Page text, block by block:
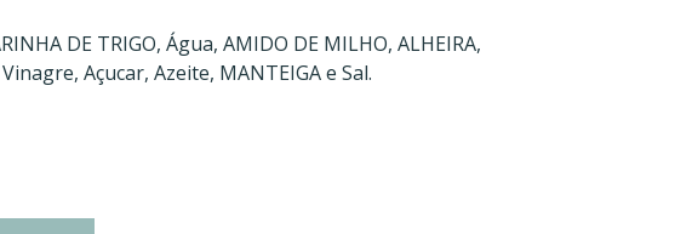
DE TRIGO, Água, AMIDO DE MILHO, ALHEIRA,
Açucar, Azeite, MANTEIGA e Sal.